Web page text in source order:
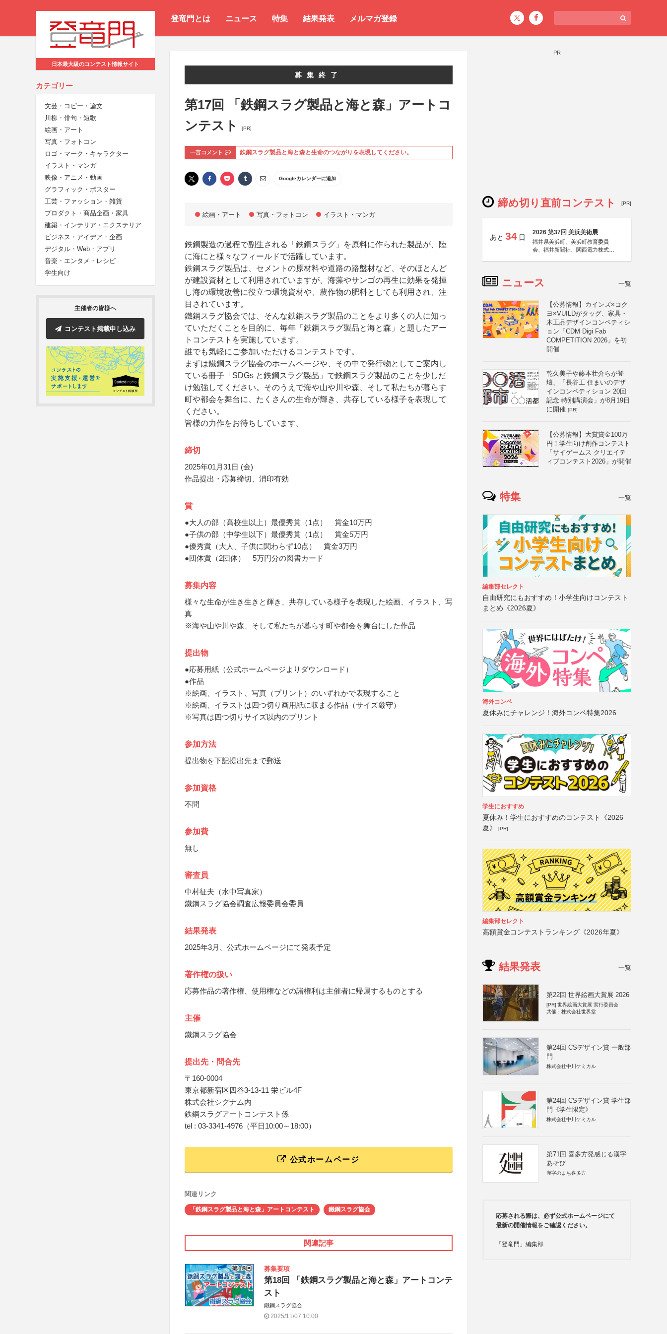
登竜門とは ニュース 特集 結果発表 メルマガ登録
日本最大級のコンテスト情報サイト
カテゴリー
文芸・コピー・論文
川柳・俳句・短歌
絵画・アート
写真・フォトコン
ロゴ・マーク・キャラクター
イラスト・マンガ
映像・アニメ・動画
グラフィック・ポスター
工芸・ファッション・雑貨
プロダクト・商品企画・家具
建築・インテリア・エクステリア
ビジネス・アイデア・企画
デジタル・Web・アプリ
音楽・エンタメ・レシピ
学生向け
主催者の皆様へ
コンテスト掲載申し込み
募集終了
第17回 「鉄鋼スラグ製品と海と森」アートコ
ンテスト
[PR]
一言コメント 鉄鋼スラグ製品と海と森と生命のつながりを表現してください。
Googleカレンダーに追加
絵画・アート 写真・フォトコン イラスト・マンガ
鉄鋼製造の過程で副生される「鉄鋼スラグ」を原料に作られた製品が、陸
に海にと様々なフィールドで活躍しています。
鉄鋼スラグ製品は、セメントの原材料や道路の路盤材など、そのほとんど
が建設資材として利用されていますが、海藻やサンゴの再生に効果を発揮
し海の環境改善に役立つ環境資材や、農作物の肥料としても利用され、注
目されています。
鐵鋼スラグ協会では、そんな鉄鋼スラグ製品のことをより多くの人に知っ
ていただくことを目的に、毎年「鉄鋼スラグ製品と海と森」と題したアー
トコンテストを実施しています。
誰でも気軽にご参加いただけるコンテストです。
まずは鐵鋼スラグ協会のホームページや、その中で発行物としてご案内し
ている冊子「SDGs と鉄鋼スラグ製品」で鉄鋼スラグ製品のことを少しだ
け勉強してください。そのうえで海や山や川や森、そして私たちが暮らす
町や都会を舞台に、たくさんの生命が輝き、共存している様子を表現して
ください。
皆様の力作をお待ちしています。
締切
2025年01月31日 (金)
作品提出・応募締切、消印有効
賞
●大人の部（高校生以上）最優秀賞（1点） 賞金10万円
●子供の部（中学生以下）最優秀賞（1点） 賞金5万円
●優秀賞（大人、子供に関わらず10点） 賞金3万円
●団体賞（2団体） 5万円分の図書カード
募集内容
様々な生命が生き生きと輝き、共存している様子を表現した絵画、イラスト、写
真
※海や山や川や森、そして私たちが暮らす町や都会を舞台にした作品
提出物
●応募用紙（公式ホームページよりダウンロード）
●作品
※絵画、イラスト、写真（プリント）のいずれかで表現すること
※絵画、イラストは四つ切り画用紙に収まる作品（サイズ厳守）
※写真は四つ切りサイズ以内のプリント
参加方法
提出物を下記提出先まで郵送
参加資格
不問
参加費
無し
審査員
中村征夫（水中写真家）
鐵鋼スラグ協会調査広報委員会委員
結果発表
2025年3月、公式ホームページにて発表予定
著作権の扱い
応募作品の著作権、使用権などの諸権利は主催者に帰属するものとする
主催
鐵鋼スラグ協会
提出先・問合先
〒160-0004
東京都新宿区四谷3-13-11 栄ビル4F
株式会社シグナム内
鉄鋼スラグアートコンテスト係
tel : 03-3341-4976（平日10:00～18:00）
公式ホームページ
関連リンク
「鉄鋼スラグ製品と海と森」アートコンテスト 鐵鋼スラグ協会
関連記事
募集要項
第18回 「鉄鋼スラグ製品と海と森」アートコンテ
スト
鐵鋼スラグ協会
2025/11/07 10:00
PR
締め切り直前コンテスト [PR]
あと 34 日
2026 第37回 美浜美術展
福井県美浜町、美浜町教育委員
会、福井新聞社、関西電力株式会
ニュース 一覧
【公募情報】カインズ×コク
ヨ×VUILDがタッグ、家具・
木工品デザインコンペティシ
ョン「CDM Digi Fab
COMPETITION 2026」を初
開催
乾久美子や藤本壮介らが登
壇、「長谷工 住まいのデザ
インコンペティション 20回
記念 特別講演会」が8月19日
に開催 [PR]
【公募情報】大賞賞金100万
円！学生向け創作コンテスト
「サイゲームス クリエイテ
ィブコンテスト2026」が開催
特集 一覧
編集部セレクト
自由研究にもおすすめ！小学生向けコンテスト
まとめ《2026夏》
海外コンペ
夏休みにチャレンジ！海外コンペ特集2026
学生におすすめ
夏休み！学生におすすめのコンテスト《2026
夏》
[PR]
編集部セレクト
高額賞金コンテストランキング《2026年夏》
結果発表 一覧
第22回 世界絵画大賞展 2026
[PR] 世界絵画大賞展 実行委員会
共催：株式会社世界堂
第24回 CSデザイン賞 一般部
門
株式会社中川ケミカル
第24回 CSデザイン賞 学生部
門《学生限定》
株式会社中川ケミカル
第71回 喜多方発感じる漢字
あそび
漢字のまち喜多方
応募される際は、必ず公式ホームページにて
最新の開催情報をご確認ください。
「登竜門」編集部